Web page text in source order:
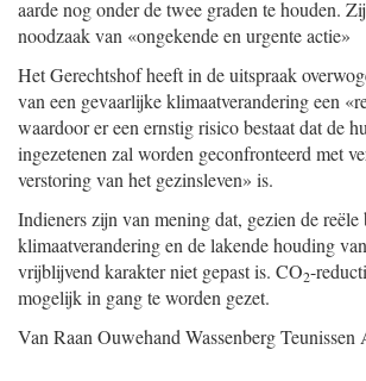
aarde nog onder de twee graden te houden.
noodzaak van «ongekende en urgente actie»
Het Gerechtshof heeft in de uitspraak
van een gevaarlijke klimaatverandering een
waardoor er een ernstig risico bestaat dat de
ingezetenen zal worden geconfronteerd met
verstoring van het gezinsleven» is.
Indieners zijn van mening dat, gezien de
klimaatverandering en de lakende houding
vrijblijvend karakter niet gepast is. CO2-
mogelijk in gang te worden gezet.
Van Raan Ouwehand WassenbergTeunissen